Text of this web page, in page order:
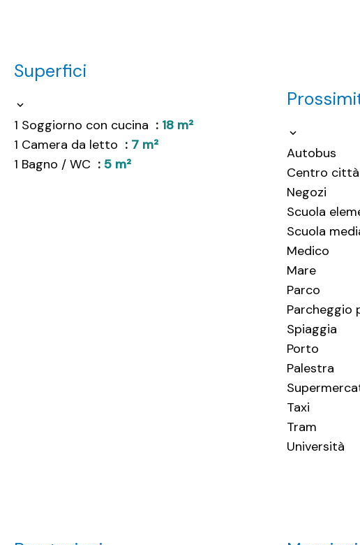
Superfici
1 Soggiorno con cucina
18 m²
1 Camera da letto
7 m²
1 Bagno / WC
5 m²
Autobus
Centro città
Negozi
Scuola
Scuola
Medico
Mare
Parco
Parcheggio
Spiaggia
Porto
Palestra
Taxi
Tram
Università